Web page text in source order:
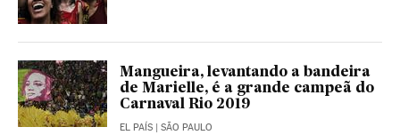
Mangueira, levantando a bandeira
de Marielle, é a grande campeã do
Carnaval Rio 2019
EL PAÍS | SÃO PAULO